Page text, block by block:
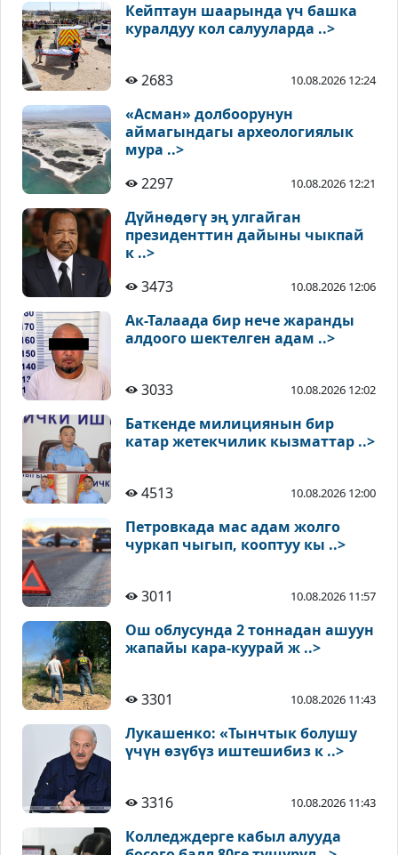
Кейптаун шаарында үч башка
куралдуу кол салууларда ..>
2683 10.08.2026 12:24
«Асман» долбоорунун
аймагындагы археологиялык
мура ..>
2297
10.08.2026 12:21
Дүйнөдөгү эң улгайган
президенттин дайыны чыкпай
к ..>
3473
10.08.2026 12:06
Ак-Талаада бир нече жаранды
алдоого шектелген адам ..>
3033 10.08.2026 12:02
Баткенде милициянын бир
катар жетекчилик кызматтар ..>
4513 10.08.2026 12:00
Петровкада мас адам жолго
чуркап чыгып, кооптуу кы ..>
3011 10.08.2026 11:57
Ош облусунда 2 тоннадан ашуун
жапайы кара-куурай ж ..>
3301 10.08.2026 11:43
Лукашенко: «Тынчтык болушу
үчүн өзүбүз иштешибиз к ..>
3316 10.08.2026 11:43
Колледждерге кабыл алууда